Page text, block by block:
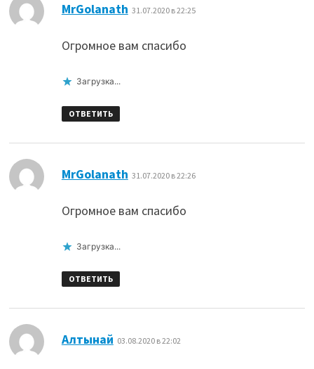
MrGolanath 31.07.2020 в 22:25
Огромное вам спасибо
Загрузка...
ОТВЕТИТЬ
MrGolanath 31.07.2020 в 22:26
Огромное вам спасибо
Загрузка...
ОТВЕТИТЬ
Алтынай 03.08.2020 в 22:02